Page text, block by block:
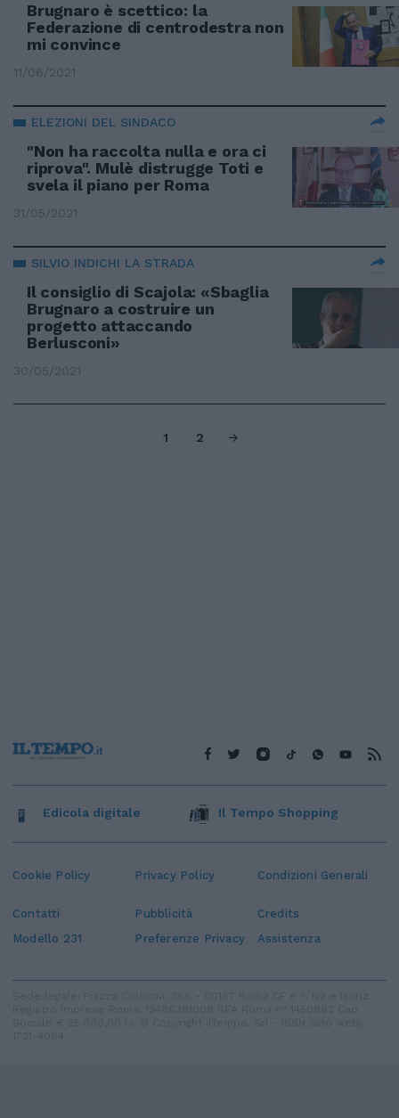
Brugnaro è scettico: la
Federazione di centrodestra non
mi convince
11/06/2021
ELEZIONI DEL SINDACO
"Non ha raccolta nulla e ora ci
riprova". Mulè distrugge Toti e
svela il piano per Roma
31/05/2021
SILVIO INDICHI LA STRADA
Il consiglio di Scajola: «Sbaglia
Brugnaro a costruire un
progetto attaccando
Berlusconi»
30/05/2021
1 2
Cookie Policy Privacy Policy Condizioni Generali
Contatti Pubblicità
Credits
Modello 231
Preferenze Privacy Assistenza
Edicola digitale Il Tempo Shopping